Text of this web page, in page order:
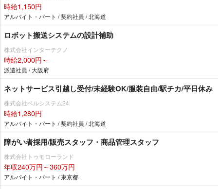
時給1,150円
アルバイト・パート / 契約社員 / 北海道
ロボット搬送システムの設計補助
株式会社インターテクノ
時給2,000円～
派遣社員 / 大阪府
ネットサービス引越し受付/未経験OK/服装自由/駅チカ/平日休み
株式会社ベルシステム24
時給1,280円
アルバイト・パート / 契約社員 / 北海道
障がい者採用/販売スタッフ・商品管理スタッフ
株式会社トゥモローランド
年収240万円～360万円
アルバイト・パート / 東京都